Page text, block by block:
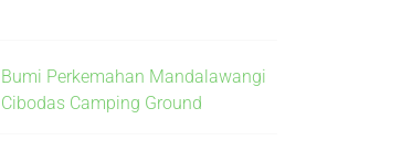
Bumi Perkemahan Mandalawangi
Cibodas Camping Ground